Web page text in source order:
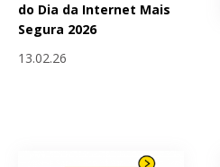
do Dia da Internet Mais
Segura 2026
13.02.26